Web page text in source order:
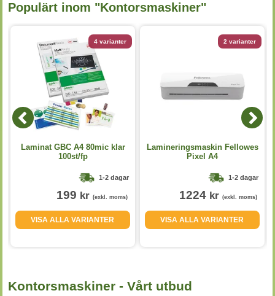
Populärt inom "Kontorsmaskiner"
4 varianter
Laminat GBC A4 80mic klar
100st/fp
1-2 dagar
199 kr (exkl. moms)
VISA ALLA VARIANTER
2 varianter
Lamineringsmaskin Fellowes
Pixel A4
1-2 dagar
1224 kr (exkl. moms)
VISA ALLA VARIANTER
Kontorsmaskiner - Vårt utbud